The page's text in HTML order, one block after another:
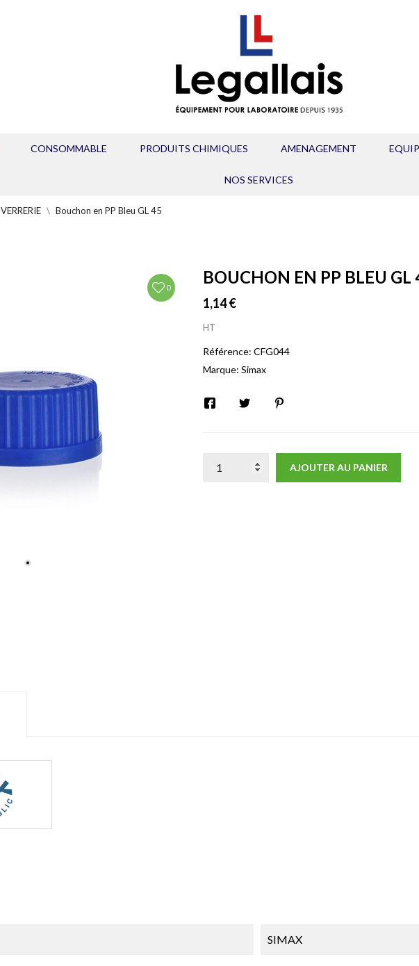
CONSOMMABLE PRODUITS CHIMIQUES AMENAGEMENT
NOS SERVICES
VERRERIE Bouchon en PP Bleu GL 45
0
BOUCHON EN PP BLEU GL
1,14 €
HT
Référence: CFG044
Marque: Simax
AJOUTER AU PANIER
SIMAX